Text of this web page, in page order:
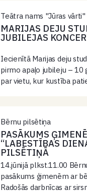
Teātra nams "Jūras vārti"
MARIJAS DEJU
JUBILEJAS
Iecienītā Marijas deju
pirmo apaļo jubileju – 10
par vietu, kur kustība
Bērnu pilsētiņa
PASĀKUMS
“LABESTĪBAS
PILSĒTIŅĀ
14.jūnijā plkst.11.00
pasākums ģimenēm ar
Radošās darbnīcas ar